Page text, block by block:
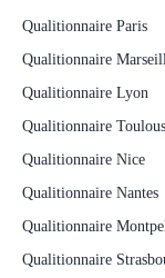
Qualitionnaire Paris
Qualitionnaire
Qualitionnaire Lyon
Qualitionnaire
Qualitionnaire Nice
Qualitionnaire Nantes
Qualitionnaire
Qualitionnaire